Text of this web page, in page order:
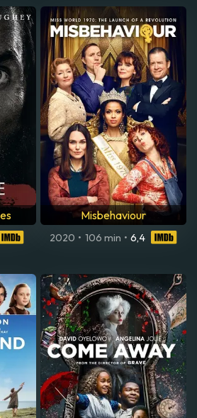
Misbehaviour
2020 • 106 min • 6,4